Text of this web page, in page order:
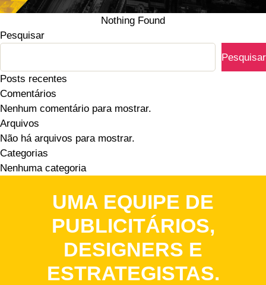
Nothing Found
Pesquisar
Pesquisar
Posts recentes
Comentários
Nenhum comentário para mostrar.
Arquivos
Não há arquivos para mostrar.
Categorias
Nenhuma categoria
UMA EQUIPE DE
PUBLICITÁRIOS,
DESIGNERS E
ESTRATEGISTAS.